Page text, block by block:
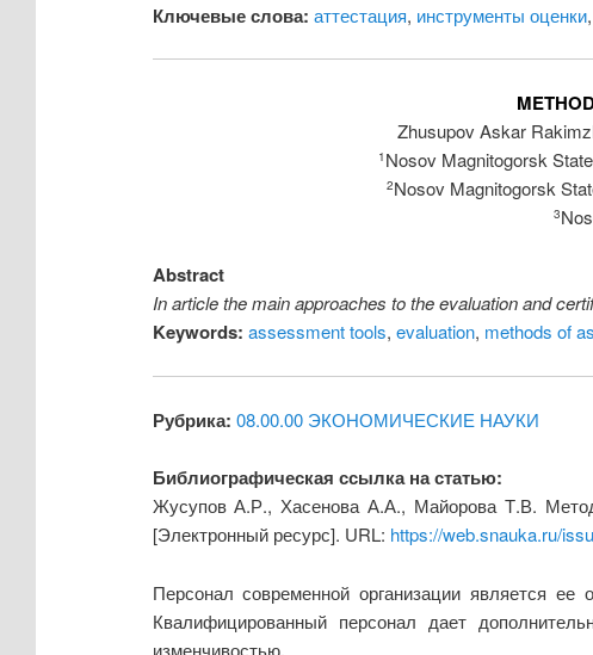
Ключевые слова: аттестация, инструменты оценки,
Zhusupov Askar
1 Nosov Magnitogorsk
2Nosov Magnitogorsk
3
Abstract
In article the main approaches to the evaluation and
Keywords: assessment tools, evaluation, methods of
Рубрика: 08.00.00 ЭКОНОМИЧЕСКИЕ НАУКИ
Библиографическая ссылка на статью:
Жусупов А.Р., Хасенова А.А., Майорова Т.В.
[Электронный ресурс]. URL: https://web.snauka.ru/
Персонал современной организации является
Квалифицированный персонал дает
изменчивостью.